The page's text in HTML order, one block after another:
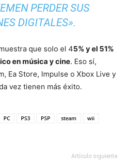
PERDER SUS
DIGITALES».
que solo el 45% y el 51%
en música y cine. Eso sí,
Ea Store, Impulse o Xbox Live y
vez tienen más éxito.
PC PS3 PSP steam
wii
Artículo siguiente